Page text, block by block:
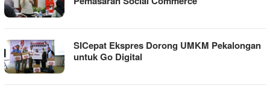
SICepat Ekspres Dorong UMKM Pekalongan
untuk Go Digital